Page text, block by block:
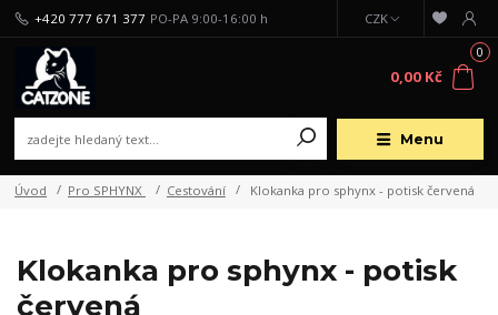
Menu
CZK
+420 777 671 377 PO-PA 9:00-16:00 h
0
0,00 Kč
Úvod Pro SPHYNX Cestování Klokanka pro sphynx - potisk červená
Klokanka pro sphynx - potisk
červená